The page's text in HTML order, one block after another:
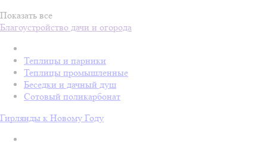
Показать все
Благоустройство дачи и огорода
Теплицы и парники
Теплицы промышленные
Беседки и дачный душ
Сотовый поликарбонат
Гирлянды к Новому Году